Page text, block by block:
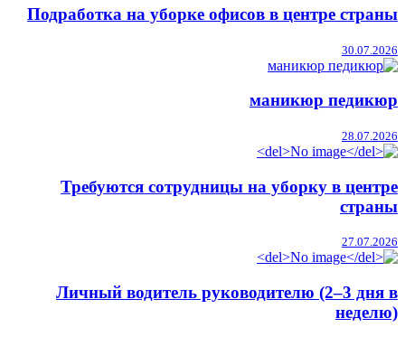
Подработка на уборке офисов в центре страны
30.07.2026
маникюр педикюр
28.07.2026
Требуются сотрудницы на уборку в центре
страны
27.07.2026
Личный водитель руководителю (2–3 дня в
неделю)